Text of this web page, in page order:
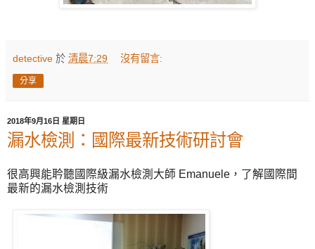
detective 於 清晨7:29 沒有留言:
分享
2018年9月16日 星期日
漏水檢測：國際最新技術研討會
很高興能耹聽國際級漏水檢測大師 Emanuele，了解國際間
最新的漏水檢測技術